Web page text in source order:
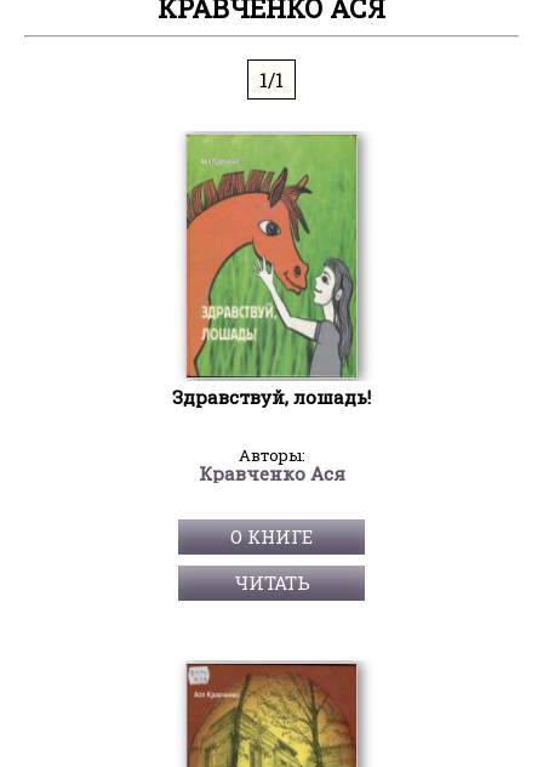
КРАВЧЕНКО АСЯ
1/1
Здравствуй, лошадь!
Авторы:
Кравченко Ася
О КНИГЕ
ЧИТАТЬ